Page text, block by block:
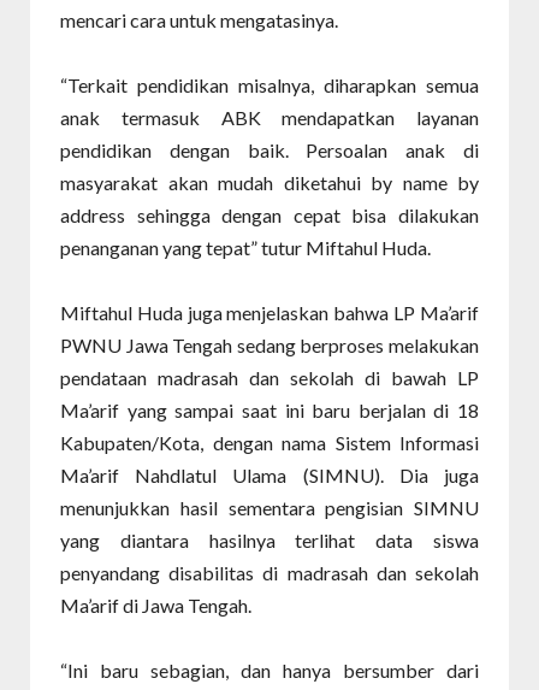
mencari cara untuk mengatasinya.
“Terkait pendidikan misalnya, diharapkan semua
anak termasuk ABK mendapatkan layanan
pendidikan dengan baik. Persoalan anak di
masyarakat akan mudah diketahui by name by
address sehingga dengan cepat bisa dilakukan
penanganan yang tepat” tutur Miftahul Huda.
Miftahul Huda juga menjelaskan bahwa LP Ma’arif
PWNU Jawa Tengah sedang berproses melakukan
pendataan madrasah dan sekolah di bawah LP
Ma’arif yang sampai saat ini baru berjalan di 18
Kabupaten/Kota, dengan nama Sistem Informasi
Ma’arif Nahdlatul Ulama (SIMNU). Dia juga
menunjukkan hasil sementara pengisian SIMNU
yang diantara hasilnya terlihat data siswa
penyandang disabilitas di madrasah dan sekolah
Ma’arif di Jawa Tengah.
“Ini baru sebagian, dan hanya bersumber dari